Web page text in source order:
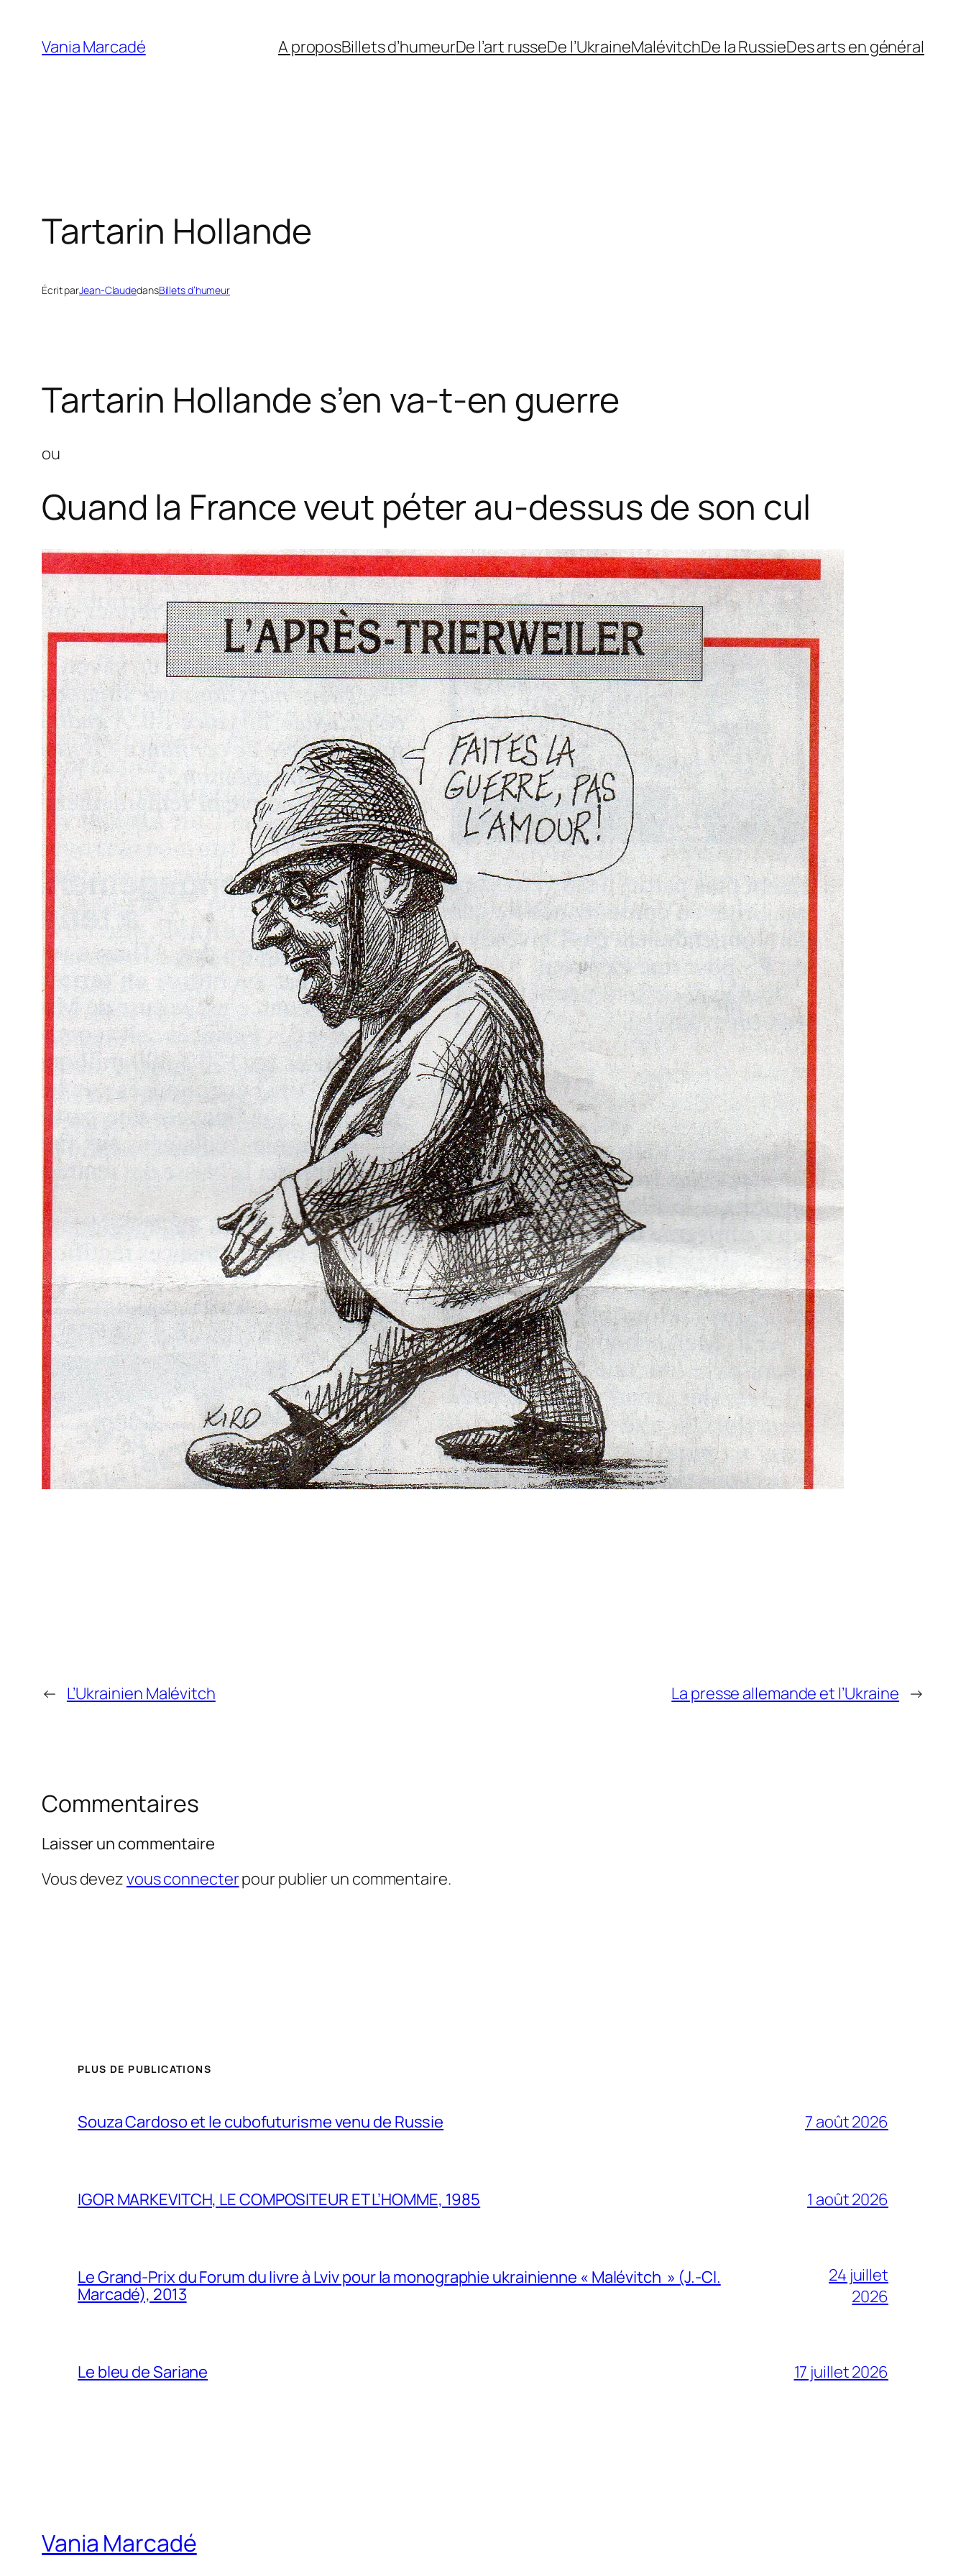
contenu
Vania Marcadé A proposBillets d’humeurDe l’art russeDe l’UkraineMalévitchDe la RussieDes arts en général
Tartarin Hollande
Écrit parJean-ClaudedansBillets d’humeur
Tartarin Hollande s’en va-t-en guerre
ou
Quand la France veut péter au-dessus de son cul
← L’Ukrainien Malévitch La presse allemande et l’Ukraine →
Commentaires
Laisser un commentaire
Vous devezvous connecterpour publier un commentaire.
PLUS DE PUBLICATIONS
Souza Cardoso et le cubofuturisme venu de Russie 7 août 2026
IGOR MARKEVITCH, LE COMPOSITEUR ET L’HOMME, 1985 1 août 2026
Le Grand-Prix du Forum du livre à Lviv pour la monographie ukrainienne « Malévitch » (J.-Cl.
Marcadé), 2013
24 juillet
2026
Le bleu de Sariane 17 juillet 2026
Vania Marcadé